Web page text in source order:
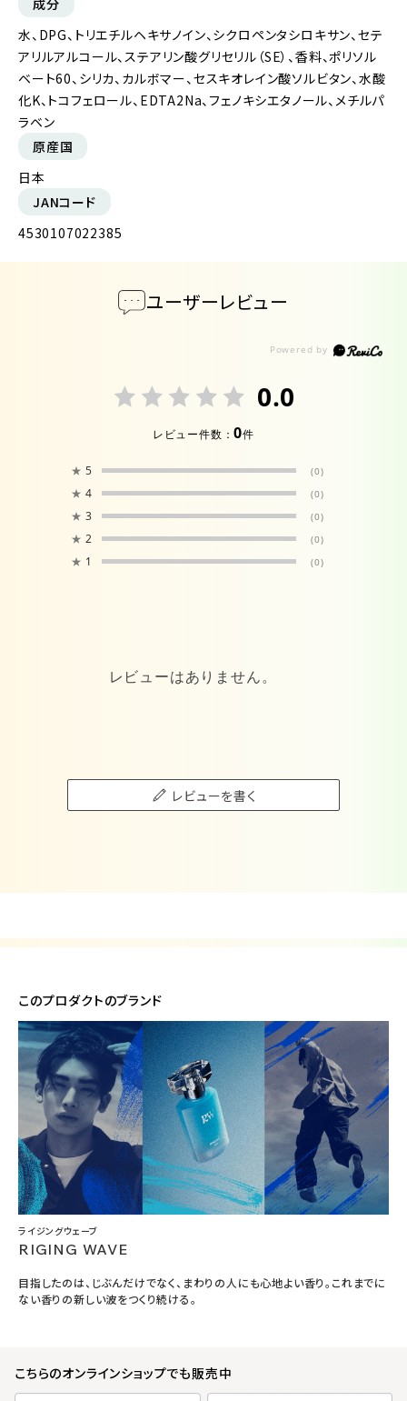
成分
水、DPG、トリエチルヘキサノイン、シクロペンタシロキサン、セテ
アリルアルコール、ステアリン酸グリセリル（SE）、香料、ポリソル
ベート60、シリカ、カルボマー、セスキオレイン酸ソルビタン、水酸
化K、トコフェロール、EDTA2Na、フェノキシエタノール、メチルパ
ラベン
原産国
日本
JANコード
4530107022385
ユーザーレビュー
0.0
レビュー件数：0件
★ 5 (0)
★ 4 (0)
★ 3 (0)
★ 2 (0)
★ 1 (0)
レビューはありません。
レビューを書く
このプロダクトのブランド
ライジングウェーブ
RIGING WAVE
目指したのは、じぶんだけでなく、まわりの人にも心地よい香り。これまでに
ない香りの新しい波をつくり続ける。
こちらのオンラインショップでも販売中